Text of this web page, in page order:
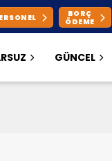
BORÇ
ÖDEME
GÜNCEL